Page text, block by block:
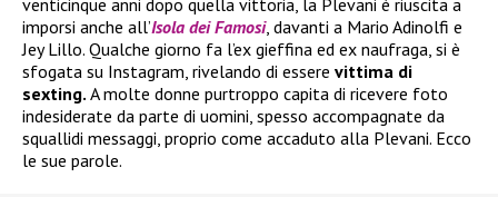
imporsi anche all’Isola dei Famosi, davanti a Mario Adinolfi e
Jey Lillo. Qualche giorno fa l’ex gieffina ed ex naufraga, si è
sfogata su Instagram, rivelando di essere vittima di
sexting. A molte donne purtroppo capita di ricevere foto
indesiderate da parte di uomini, spesso accompagnate da
squallidi messaggi, proprio come accaduto alla Plevani. Ecco
le sue parole.